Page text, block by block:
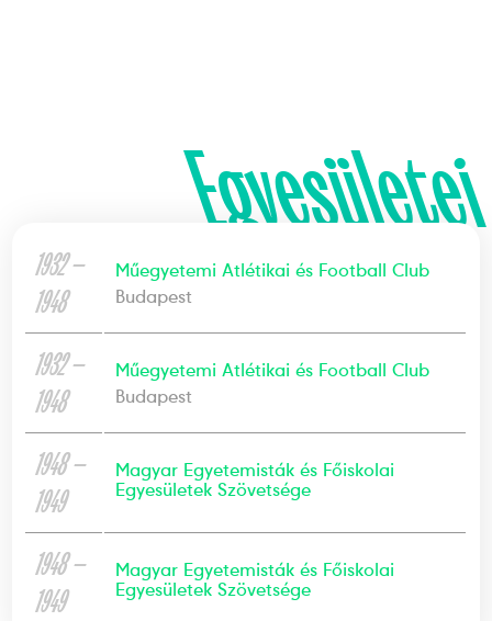
Egyesületei
1932 —
1948
Műegyetemi Atlétikai és Football Club
Budapest
1932 —
1948
Műegyetemi Atlétikai és Football Club
Budapest
1948 —
1949
Magyar Egyetemisták és Főiskolai
Egyesületek Szövetsége
1948 —
1949
Magyar Egyetemisták és Főiskolai
Egyesületek Szövetsége